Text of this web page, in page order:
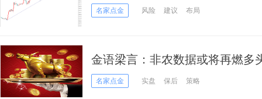
名家点金 风险 建议 布局
金语梁言：非农数据或将再燃多
名家点金 实盘 保后 策略